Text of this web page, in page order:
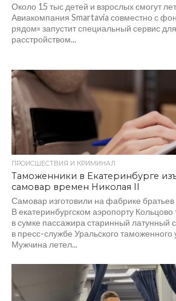
Около 15 тыс детей и взрослых смогут
Авиакомпания Smartavia совместно с
рядом» запустит специальный сервис
расстройством...
ПРОИСШЕСТВИЯ И КРИМИНАЛ
Таможенники в Екатеринбурге
самовар времен Николая II
Самовар изготовили на фабрике
В екатеринбургском аэропорту
в сумке пассажира старинный латунный
в пресс-службе Уральского таможенного
Мужчина летел...